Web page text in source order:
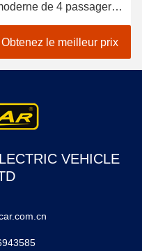
de 4 passagers
batterie au lithium
Obtenez le meilleur prix
VEHICLE